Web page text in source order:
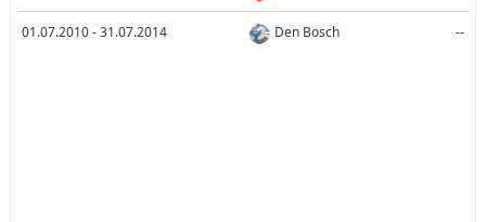
01.07.2010 - 31.07.2014 Den Bosch --